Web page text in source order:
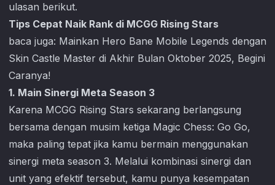
ulasan berikut.
Tips Cepat Naik Rank di MCGG Rising Stars
baca juga: Mainkan Hero Bane Mobile Legends dengan
Skin Castle Master di Akhir Bulan Oktober 2025, Begini
Caranya!
1. Main Sinergi Meta Season 3
Karena MCGG Rising Stars sekarang berlangsung
bersama dengan musim ketiga Magic Chess: Go Go,
maka paling tepat jika kamu bermain menggunakan
sinergi meta season 3. Melalui kombinasi sinergi dan
unit yang efektif tersebut, kamu punya kesempatan